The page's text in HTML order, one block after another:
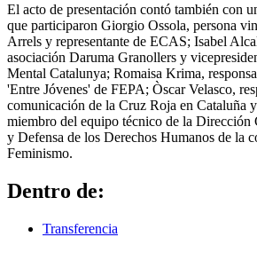
El acto de presentación contó también con
que participaron Giorgio Ossola, persona
Arrels y representante de ECAS; Isabel
asociación Daruma Granollers y
Mental Catalunya; Romaisa Krima,
'Entre Jóvenes' de FEPA; Òscar Velasco,
comunicación de la Cruz Roja en Cataluña
miembro del equipo técnico de la Dirección
y Defensa de los Derechos Humanos de la
Feminismo.
Dentro de:
Transferencia